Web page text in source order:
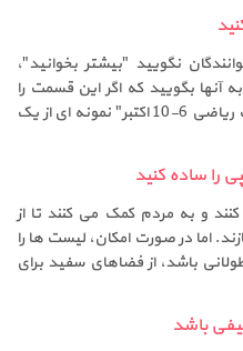
نگویید "بیشتر بخوانید"،
آنها بگویید که اگر این قسمت را
کلیک کنند چه می خوانند. مثلا "تکالیف ریاضی 6-10 اکتبر" نمونه ای از یک
را ساده کنید
و به مردم کمک می کنند تا از
اما در صورت امکان، لیست ها را
باشد، از فضاهای سفید برای
باشد